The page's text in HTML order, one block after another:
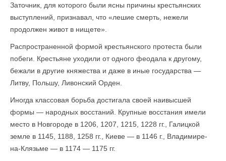
Заточник, для которого были ясны причины крестьянских
выступлений, признавал, что «лешие смерть, нежели
продолжен живот в нищете».
Распространенной формой крестьянского протеста были
побеги. Крестьяне уходили от одного феодала к другому,
бежали в другие княжества и даже в иные государства —
Литву, Польшу, Ливонский Орден.
Иногда классовая борьба достигала своей наивысшей
формы — народных восстаний. Крупные восстания имели
место в Новгороде в 1206, 1207, 1215, 1228 гг., Галицкой
земле в 1145, 1188, 1258 гг., Киеве — в 1146 г., Владимире-
на-Клязьме — в 1174 — 1175 гг.